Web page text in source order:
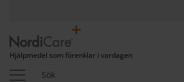
Hjälpmedel som förenklar i vardagen